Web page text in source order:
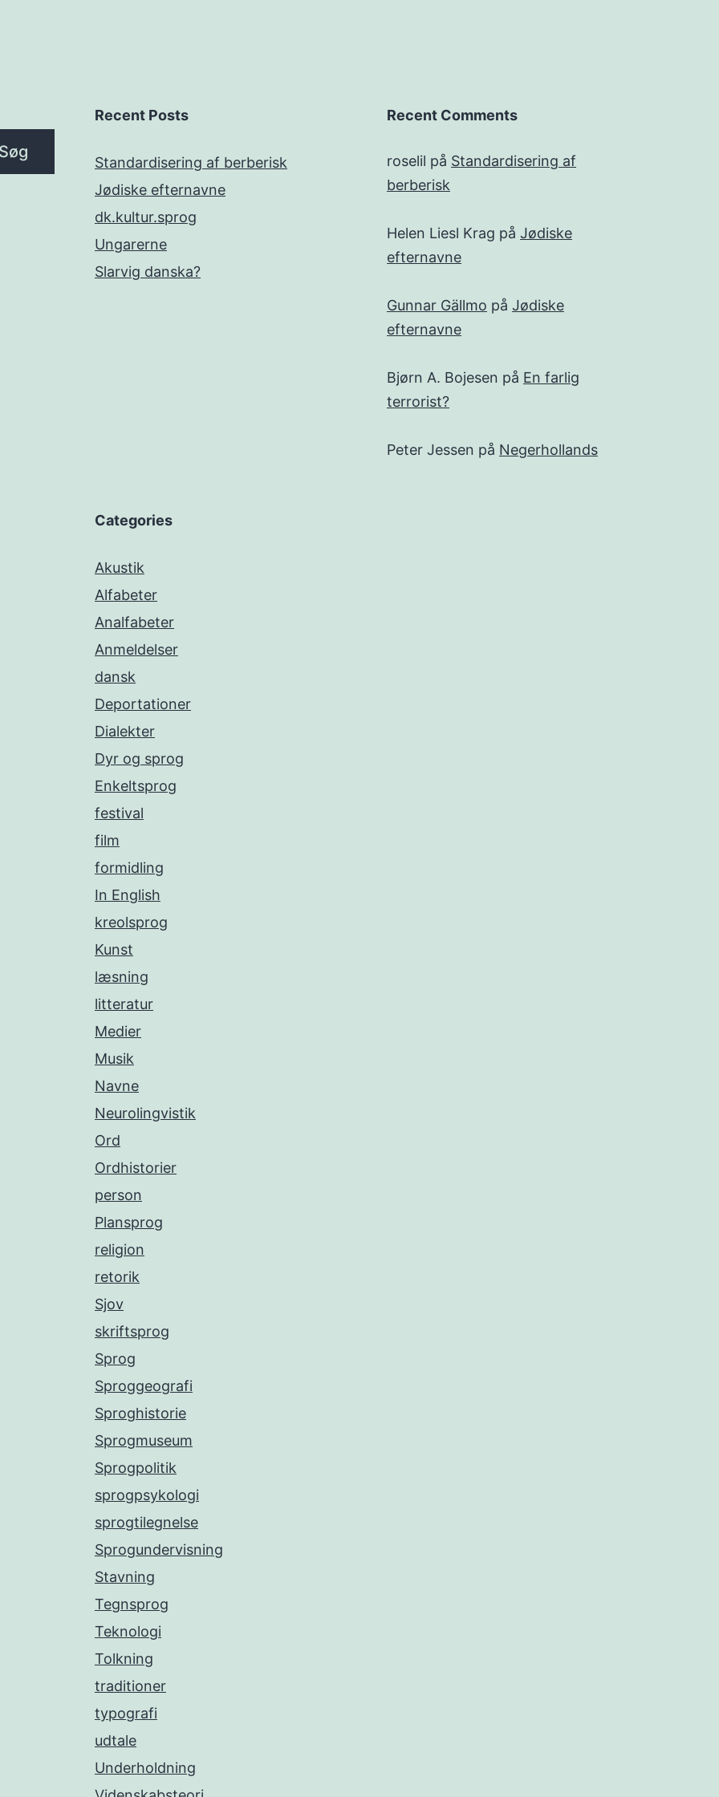
Recent Posts
Standardisering af berberisk
Jødiske efternavne
dk.kultur.sprog
Ungarerne
Slarvig danska?
Recent Comments
roselil på Standardisering af
berberisk
Helen Liesl Krag på Jødiske
efternavne
Gunnar Gällmo på Jødiske
efternavne
Bjørn A. Bojesen på En farlig
terrorist?
Peter Jessen på Negerhollands
Categories
Akustik
Alfabeter
Analfabeter
Anmeldelser
dansk
Deportationer
Dialekter
Dyr og sprog
Enkeltsprog
festival
film
formidling
In English
kreolsprog
Kunst
læsning
litteratur
Medier
Musik
Navne
Neurolingvistik
Ord
Ordhistorier
person
Plansprog
religion
retorik
Sjov
skriftsprog
Sprog
Sproggeografi
Sproghistorie
Sprogmuseum
Sprogpolitik
sprogpsykologi
sprogtilegnelse
Sprogundervisning
Stavning
Tegnsprog
Teknologi
Tolkning
traditioner
typografi
udtale
Underholdning